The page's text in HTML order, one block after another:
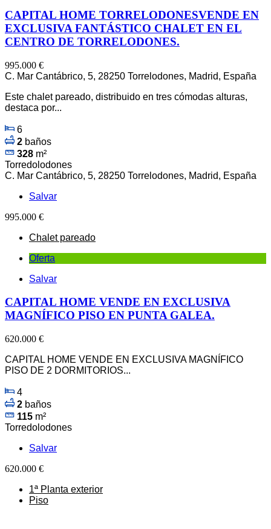
CAPITAL HOME TORRELODONESVENDE EN
EXCLUSIVA FANTÁSTICO CHALET EN EL
CENTRO DE TORRELODONES.
995.000 €
C. Mar Cantábrico, 5, 28250 Torrelodones, Madrid, España
Este chalet pareado, distribuido en tres cómodas alturas,
destaca por...
6
2 baños
328 m²
Torredolodones
C. Mar Cantábrico, 5, 28250 Torrelodones, Madrid, España
Salvar
995.000 €
Chalet pareado
Oferta
Salvar
CAPITAL HOME VENDE EN EXCLUSIVA
MAGNÍFICO PISO EN PUNTA GALEA.
620.000 €
CAPITAL HOME VENDE EN EXCLUSIVA MAGNÍFICO
PISO DE 2 DORMITORIOS...
4
2 baños
115 m²
Torredolodones
Salvar
620.000 €
1ª Planta exterior
Piso